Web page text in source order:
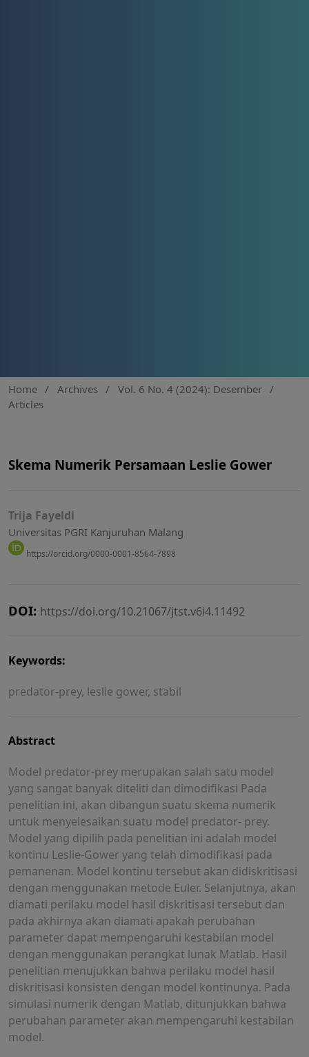
Home / Archives / Vol. 6 No. 4 (2024): Desember
/
Articles
Skema Numerik Persamaan Leslie Gower
Trija Fayeldi
Universitas PGRI Kanjuruhan Malang
https://orcid.org/0000-0001-8564-7898
DOI: https://doi.org/10.21067/jtst.v6i4.11492
Keywords:
predator-prey, leslie gower, stabil
Abstract
Model predator-prey merupakan salah satu model
yang sangat banyak diteliti dan dimodifikasi Pada
penelitian ini, akan dibangun suatu skema numerik
untuk menyelesaikan suatu model predator- prey.
Model yang dipilih pada penelitian ini adalah model
kontinu Leslie-Gower yang telah dimodifikasi pada
pemanenan. Model kontinu tersebut akan didiskritisasi
dengan menggunakan metode Euler. Selanjutnya, akan
diamati perilaku model hasil diskritisasi tersebut dan
pada akhirnya akan diamati apakah perubahan
parameter dapat mempengaruhi kestabilan model
dengan menggunakan perangkat lunak Matlab. Hasil
penelitian menujukkan bahwa perilaku model hasil
diskritisasi konsisten dengan model kontinunya. Pada
simulasi numerik dengan Matlab, ditunjukkan bahwa
perubahan parameter akan mempengaruhi kestabilan
model.